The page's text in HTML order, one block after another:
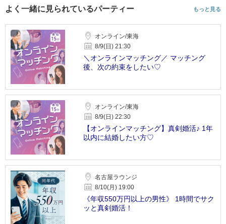
よく一緒に見られているパーティー もっと見る
オンライン/東海
8/9(日) 21:30
＼オンラインマッチング／ マッチング
後、次の約束をしたい♡
オンライン/東海
8/9(日) 22:30
【オンラインマッチング】真剣婚活♪ 1年
以内に結婚したい方♡
名古屋ラウンジ
8/10(月) 19:00
《年収550万円以上の男性》 1時間でサク
ッと真剣婚活！